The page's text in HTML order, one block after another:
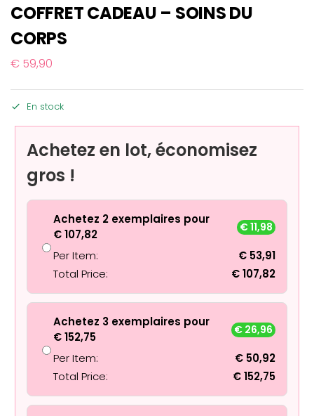
COFFRET CADEAU – SOINS DU
CORPS
€ 59,90
En stock
Achetez en lot, économisez
gros !
Achetez 2 exemplaires pour
€107,82
€11,98
Per Item: € 53,91
Total Price:
€107,82
Achetez 3 exemplaires pour
€152,75
€ 26,96
Per Item: € 50,92
Total Price:
€152,75